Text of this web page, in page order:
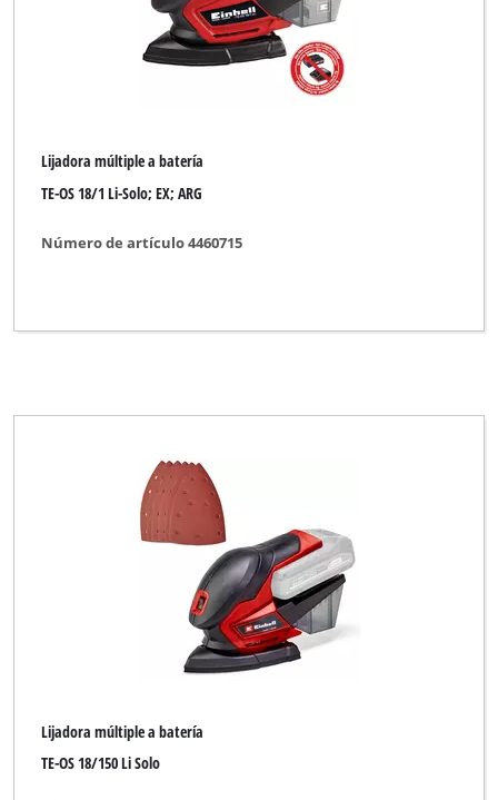
Lijadora múltiple a batería
TE-OS 18/1 Li-Solo; EX; ARG
Número de artículo 4460715
Lijadora múltiple a batería
TE-OS 18/150 Li Solo